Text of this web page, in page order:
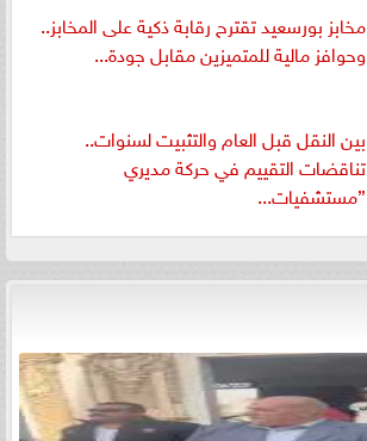
مخابز بورسعيد تقترح رقابة ذكية على المخابز..
وحوافز مالية للمتميزين مقابل جودة...
بين النقل قبل العام والتثبيت لسنوات..
تناقضات التقييم في حركة مديري
”مستشفيات...